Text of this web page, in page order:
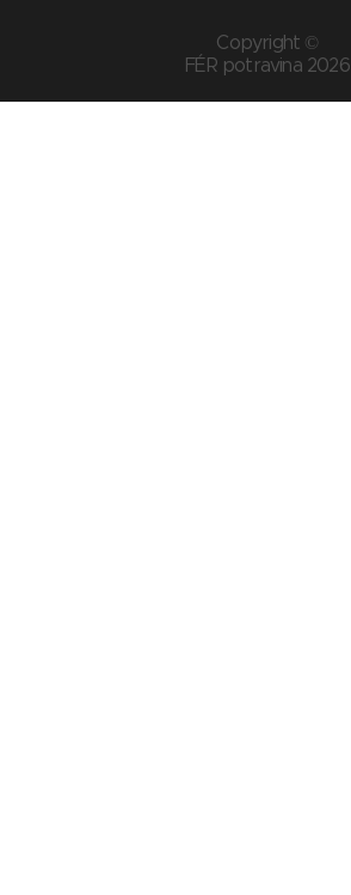
Copyright ©
FÉR potravina 2026